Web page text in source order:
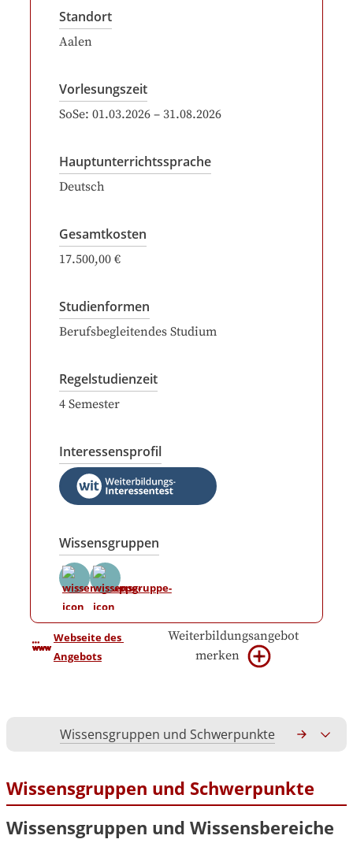
Standort
Aalen
Vorlesungszeit
SoSe: 01.03.2026 – 31.08.2026
Hauptunterrichtssprache
Deutsch
Gesamtkosten
17.500,00 €
Studienformen
Berufsbegleitendes Studium
Regelstudienzeit
4 Semester
Interessensprofil
Wissensgruppen
Webseite des
Angebots
Weiterbildungsangebot
merken
Wissensgruppen und Schwerpunkte
Wissensgruppen und Schwerpunkte
Wissensgruppen und Wissensbereiche